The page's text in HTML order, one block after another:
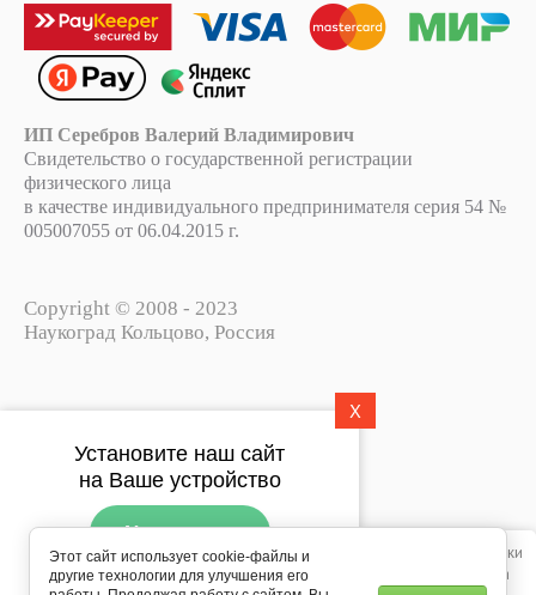
ИП Серебров Валерий Владимирович
Свидетельство о государственной регистрации
физического лица
в качестве индивидуального предпринимателя серия 54 №
005007055 от 06.04.2015 г.
Copyright © 2008 - 2023
Наукоград Кольцово, Россия
Пользовательское соглашение
Этот сайт использует файлы cookie, метаданные и сервис веб-аналитики
Яндекс.Метрика. Продолжая просматривать его, вы соглашаетесь на
X
Установите наш сайт
на Ваше устройство
Установить
Подпишитесь на рассылку
Этот сайт использует cookie-файлы и
другие технологии для улучшения его